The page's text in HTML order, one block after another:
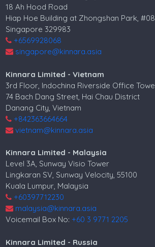
18 Ah Hood Road
Hiap Hoe Building at Zhongshan Park,
Singapore 329983
+6569928068
singapore@kinnara.asia
Kinnara Limited - Vietnam
3rd Floor, Indochina Riverside Office
74 Bach Dang Street, Hai Chau District
Danang City, Vietnam
+842363664664
vietnam@kinnara.asia
Kinnara Limited - Malaysia
Level 3A, Sunway Visio Tower
Lingkaran SV, Sunway Velocity, 55100
Kuala Lumpur, Malaysia
+60397712230
malaysia@kinnara.asia
Voicemail Box No:+60 3 9771 2205
Kinnara Limited - Russia